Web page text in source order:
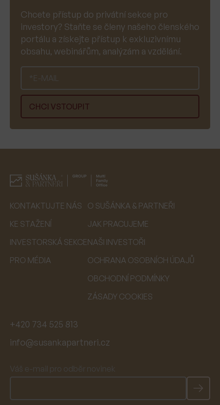
Chcete přístup do privátní sekce pro
investory? Staňte se členy našeho členského
portálu a získejte přístup k exkluzivnímu
obsahu, webinářům, analýzám a vzdělání.
KONTAKTUJTE NÁS
KE STAŽENÍ
INVESTORSKÁ SEKCE
PRO MÉDIA
O SUŠÁNKA & PARTNEŘI
JAK PRACUJEME
NAŠI INVESTOŘI
OCHRANA OSOBNÍCH ÚDAJŮ
OBCHODNÍ PODMÍNKY
ZÁSADY COOKIES
+420 734 525 813
info@susankapartneri.cz
Váš e-mail pro odběr novinek